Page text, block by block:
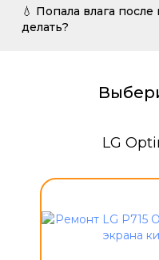
💧 Попала влага
делать?
LG